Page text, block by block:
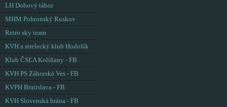
LH Dobový tábor
MHM Pohronský Ruskov
Retro sky team
KVH a strelecký klub Hodošík
Klub ČSĽA Kolíňany - FB
KVH PS Záhorská Ves - FB
KVPH Bratislava - FB
KVH Slovenská brána - FB